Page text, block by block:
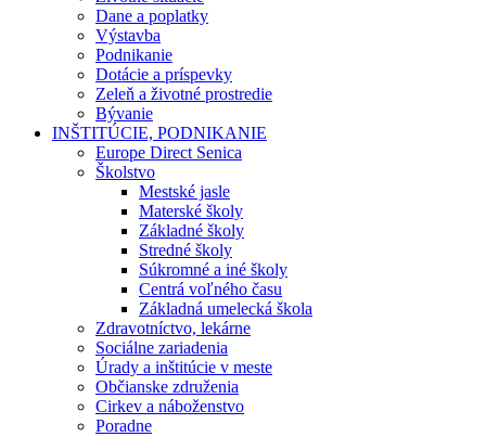
Dane a poplatky
Výstavba
Podnikanie
Dotácie a príspevky
Zeleň a životné prostredie
Bývanie
INŠTITÚCIE, PODNIKANIE
Europe Direct Senica
Školstvo
Mestské jasle
Materské školy
Základné školy
Stredné školy
Súkromné a iné školy
Centrá voľného času
Základná umelecká škola
Zdravotníctvo, lekárne
Sociálne zariadenia
Úrady a inštitúcie v meste
Občianske združenia
Cirkev a náboženstvo
Poradne